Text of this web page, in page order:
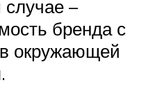
случае –
бренда с
окружающей